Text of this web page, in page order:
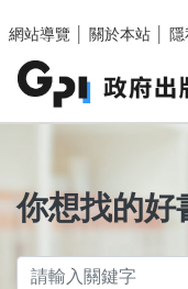
網站導覽
關於本站
你想找的好